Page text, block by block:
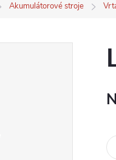
Akumulátorové stroje